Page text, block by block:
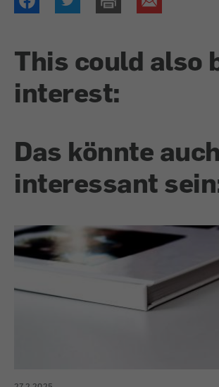
This could also
interest:
Das könnte auch
interessant